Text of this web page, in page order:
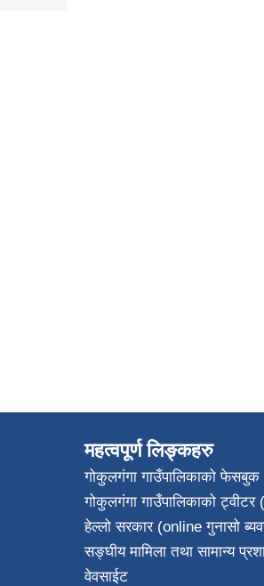
महत्वपूर्ण लिङ्कहरु
गोकुलगंगा गाउँपालिकाको
गोकुलगंगा गाउँपालिकाको
हेल्लो सरकार (online गुनासो
सङ्घीय मामिला तथा सामान्य
वेवसाईट